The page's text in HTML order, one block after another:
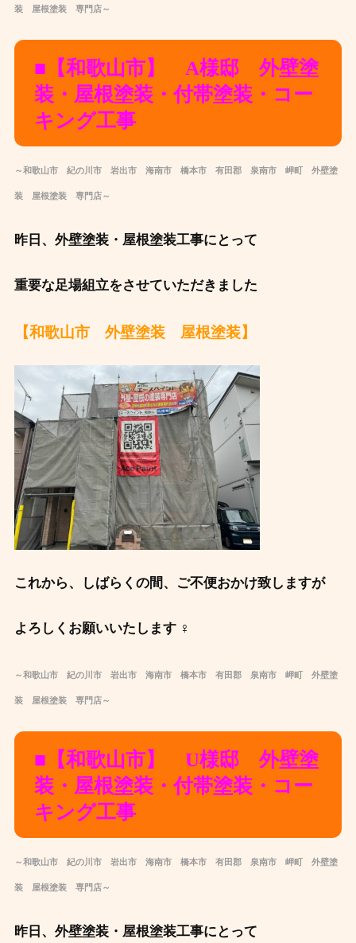
装 屋根塗装 専門店～
■【和歌山市】 A様邸 外壁塗
装・屋根塗装・付帯塗装・コー
キング工事
～和歌山市 紀の川市 岩出市 海南市 橋本市 有田郡 泉南市 岬町 外壁塗
装 屋根塗装 専門店～
昨日、外壁塗装・屋根塗装工事にとって
重要な足場組立をさせていただきました
【和歌山市 外壁塗装 屋根塗装】
これから、しばらくの間、ご不便おかけ致しますが
よろしくお願いいたします ‍♀️
～和歌山市 紀の川市 岩出市 海南市 橋本市 有田郡 泉南市 岬町 外壁塗
装 屋根塗装 専門店～
■【和歌山市】 U様邸 外壁塗
装・屋根塗装・付帯塗装・コー
キング工事
～和歌山市 紀の川市 岩出市 海南市 橋本市 有田郡 泉南市 岬町 外壁塗
装 屋根塗装 専門店～
昨日、外壁塗装・屋根塗装工事にとって